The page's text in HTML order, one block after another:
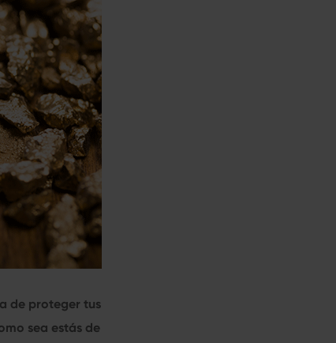
de proteger tus
sea estás de